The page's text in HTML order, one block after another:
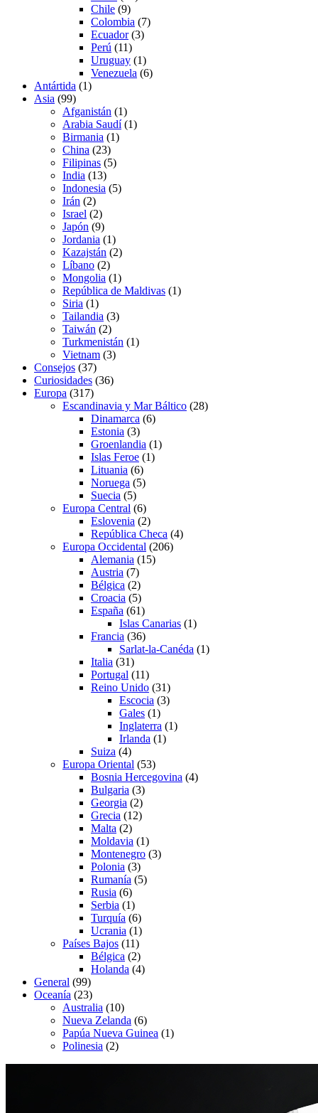
Chile (9)
Colombia (7)
Ecuador(3)
Perú (11)
Uruguay (1)
Venezuela (6)
Antártida (1)
Asia (99)
Afganistán (1)
Arabia Saudí(1)
Birmania (1)
China (23)
Filipinas (5)
India (13)
Indonesia (5)
Irán (2)
Israel (2)
Japón (9)
Jordania (1)
Kazajstán (2)
Líbano (2)
Mongolia (1)
República de Maldivas (1)
Siria (1)
Tailandia (3)
Taiwán (2)
Turkmenistán (1)
Vietnam (3)
Consejos (37)
Curiosidades (36)
Europa (317)
Escandinavia y Mar Báltico (28)
Dinamarca (6)
Estonia (3)
Groenlandia (1)
Islas Feroe (1)
Lituania (6)
Noruega (5)
Suecia (5)
Europa Central (6)
Eslovenia (2)
República Checa (4)
Europa Occidental (206)
Alemania (15)
Austria (7)
Bélgica (2)
Croacia (5)
España (61)
Islas Canarias (1)
Francia (36)
Sarlat-la-Canéda (1)
Italia (31)
Portugal (11)
Reino Unido (31)
Escocia (3)
Gales (1)
Inglaterra (1)
Irlanda (1)
Suiza (4)
Europa Oriental (53)
Bosnia Hercegovina (4)
Bulgaria (3)
Georgia (2)
Grecia (12)
Malta (2)
Moldavia (1)
Montenegro (3)
Polonia (3)
Rumanía (5)
Rusia (6)
Serbia (1)
Turquía (6)
Ucrania (1)
Países Bajos (11)
Bélgica (2)
Holanda (4)
General (99)
Oceanía (23)
Australia (10)
Nueva Zelanda (6)
Papúa Nueva Guinea (1)
Polinesia (2)